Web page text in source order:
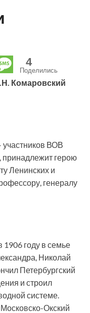
4
Поделились
Комаровский
ВОВ
принадлежит герою
Ленинских и
генералу
году в семье
Николай
Петербургский
и строил
системе.
Окский